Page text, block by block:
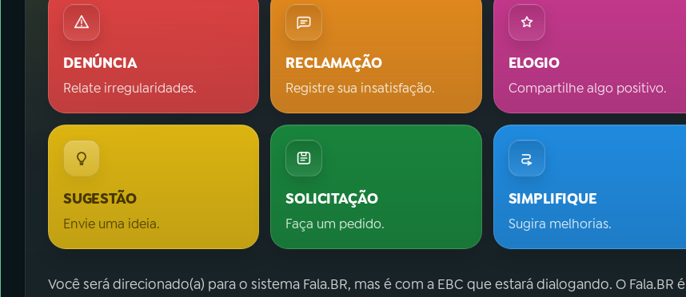
DENÚNCIA
Relate irregularidades.
RECLAMAÇÃO
Registre sua insatisfação.
ELOGIO
Compartilhe algo positivo.
SUGESTÃO
Envie uma ideia.
SOLICITAÇÃO
Faça um pedido.
SIMPLIFIQUE
Sugira melhorias.
Você será direcionado(a) para o sistema Fala.BR, mas é com a EBC que estará dialogando. O Fala.BR é